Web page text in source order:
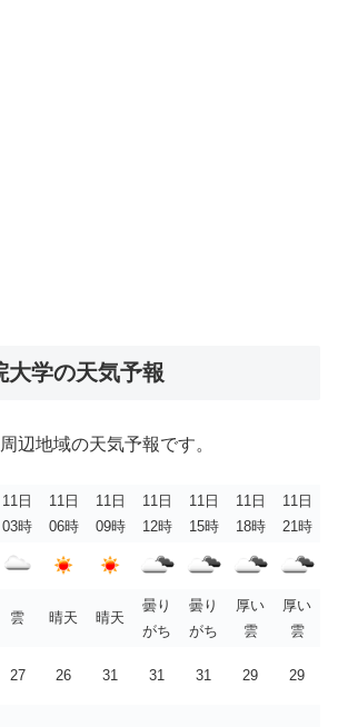
大学の天気予報
辺地域の天気予報です。
11日
03時
11日
06時
11日
09時
11日
12時
11日
15時
11日
18時
11日
21時
雲 晴天 晴天
曇り
がち
曇り
がち
厚い
雲
厚い
雲
27 26 31 31 31 29 29